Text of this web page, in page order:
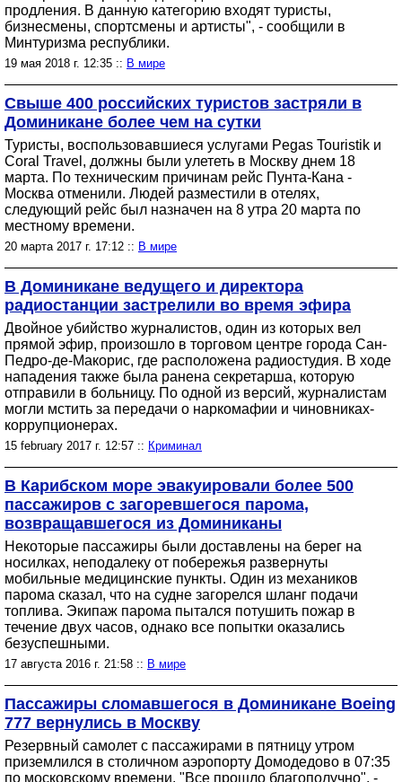
продления. В данную категорию входят туристы,
бизнесмены, спортсмены и артисты", - сообщили в
Минтуризма республики.
19 мая 2018 г. 12:35 :: В мире
Свыше 400 российских туристов застряли в
Доминикане более чем на сутки
Туристы, воспользовавшиеся услугами Pegas Touristik и
Coral Travel, должны были улететь в Москву днем 18
марта. По техническим причинам рейс Пунта-Кана -
Москва отменили. Людей разместили в отелях,
следующий рейс был назначен на 8 утра 20 марта по
местному времени.
20 марта 2017 г. 17:12 :: В мире
В Доминикане ведущего и директора
радиостанции застрелили во время эфира
Двойное убийство журналистов, один из которых вел
прямой эфир, произошло в торговом центре города Сан-
Педро-де-Макорис, где расположена радиостудия. В ходе
нападения также была ранена секретарша, которую
отправили в больницу. По одной из версий, журналистам
могли мстить за передачи о наркомафии и чиновниках-
коррупционерах.
15 february 2017 г. 12:57 :: Криминал
В Карибском море эвакуировали более 500
пассажиров с загоревшегося парома,
возвращавшегося из Доминиканы
Некоторые пассажиры были доставлены на берег на
носилках, неподалеку от побережья развернуты
мобильные медицинские пункты. Один из механиков
парома сказал, что на судне загорелся шланг подачи
топлива. Экипаж парома пытался потушить пожар в
течение двух часов, однако все попытки оказались
безуспешными.
17 августа 2016 г. 21:58 :: В мире
Пассажиры сломавшегося в Доминикане Boeing
777 вернулись в Москву
Резервный самолет с пассажирами в пятницу утром
приземлился в столичном аэропорту Домодедово в 07:35
по московскому времени. "Все прошло благополучно", -